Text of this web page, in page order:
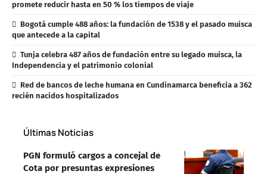
promete reducir hasta en 50 % los tiempos de viaje
Bogotá cumple 488 años: la fundación de 1538 y el pasado muisca
que antecede a la capital
Tunja celebra 487 años de fundación entre su legado muisca, la
Independencia y el patrimonio colonial
Red de bancos de leche humana en Cundinamarca beneficia a 362
recién nacidos hospitalizados
Últimas Noticias
PGN formuló cargos a concejal de
Cota por presuntas expresiones